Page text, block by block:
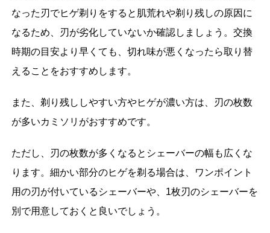
なった刃でヒゲ剃りをすると肌荒れや剃り残しの原因に
なるため、刃が劣化していないか確認しましょう。交換
時期の目安より早くても、切れ味が悪くなったら取り替
えることをおすすめします。
また、剃り残ししやすい方やヒゲが濃い方は、刃の枚数
が多いカミソリがおすすめです。
ただし、刃の枚数が多くなるとシェーバーの幅も広くな
ります。細かい部分のヒゲを剃る場合は、ワンポイント
用の刃が付いているシェーバーや、1枚刃のシェーバーを
別で用意しておくと良いでしょう。